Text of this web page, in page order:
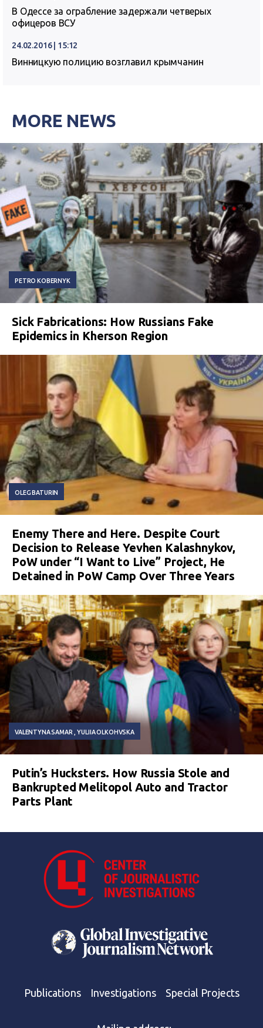
В Одессе за ограбление задержали четверых
офицеров ВСУ
24.02.2016 | 15:12
Винницкую полицию возглавил крымчанин
MORE NEWS
PETRO KOBERNYK
Sick Fabrications: How Russians Fake
Epidemics in Kherson Region
OLEG BATURIN
Enemy There and Here. Despite Court
Decision to Release Yevhen Kalashnykov,
PoW under “I Want to Live” Project, He
Detained in PoW Camp Over Three Years
VALENTYNA SAMAR YULIIA OLKOHVSKA
Putin’s Hucksters. How Russia Stole and
Bankrupted Melitopol Auto and Tractor
Parts Plant
Publications Investigations Special Projects